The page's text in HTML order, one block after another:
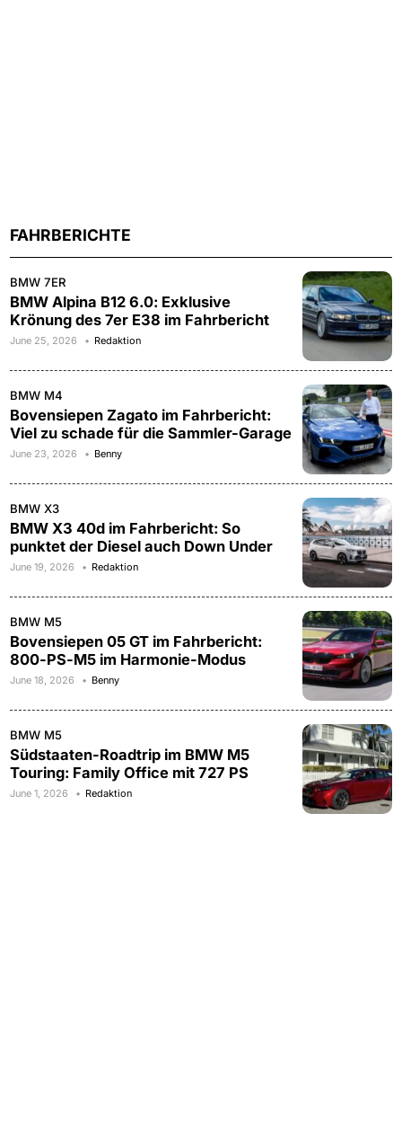
FAHRBERICHTE
BMW 7ER
BMW Alpina B12 6.0: Exklusive
Krönung des 7er E38 im Fahrbericht
June 25, 2026 Redaktion
BMW M4
Bovensiepen Zagato im Fahrbericht:
Viel zu schade für die Sammler-Garage
June 23, 2026 Benny
BMW X3
BMW X3 40d im Fahrbericht: So
punktet der Diesel auch Down Under
June 19, 2026 Redaktion
BMW M5
Bovensiepen 05 GT im Fahrbericht:
800-PS-M5 im Harmonie-Modus
June 18, 2026 Benny
BMW M5
Südstaaten-Roadtrip im BMW M5
Touring: Family Office mit 727 PS
June 1, 2026 Redaktion